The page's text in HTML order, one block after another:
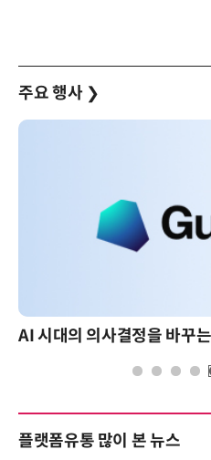
주요 행사 ❯
플랫폼유통 많이 본 뉴스